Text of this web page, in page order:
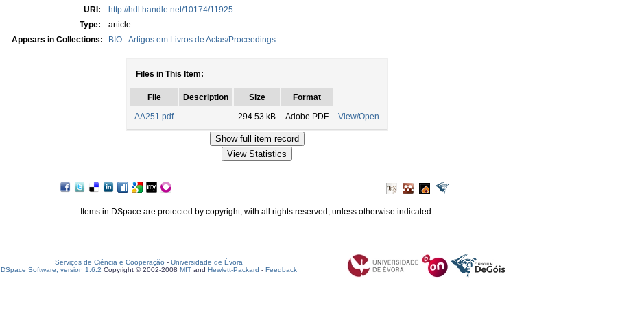
URI:
http://hdl.handle.net/10174/11925
Type:
article
Appears in Collections:
BIO - Artigos em Livros de Actas/Proceedings
Files in This Item:
File Description Size
Format
AA251.pdf
294.53 kB Adobe PDF View/Open
Items in DSpace are protected by copyright, with all rights reserved, unless otherwise indicated.
Serviços de Ciência e Cooperação - Universidade de Évora
DSpace Software, version 1.6.2 Copyright © 2002-2008 MIT and Hewlett-Packard - Feedback